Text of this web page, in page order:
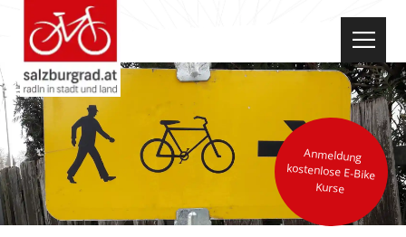
Anmeldung
kostenlose E-Bike
Kurse